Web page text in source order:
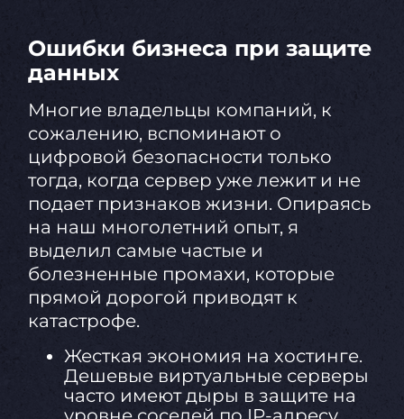
Ошибки бизнеса при защите
данных
Многие владельцы компаний, к
сожалению, вспоминают о
цифровой безопасности только
тогда, когда сервер уже лежит и не
подает признаков жизни. Опираясь
на наш многолетний опыт, я
выделил самые частые и
болезненные промахи, которые
прямой дорогой приводят к
катастрофе.
Жесткая экономия на хостинге.
Дешевые виртуальные серверы
часто имеют дыры в защите на